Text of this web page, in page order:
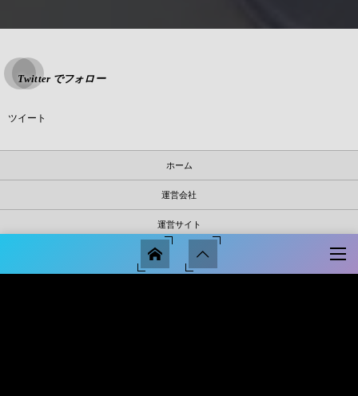
Twitter でフォロー
ツイート
ホーム
運営会社
運営サイト
川越スマサポ売買について